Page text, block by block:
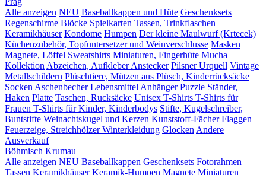
Alle anzeigen NEU Baseballkappen und Hüte Geschenksets
Regenschirme Blöcke Spielkarten Tassen, Trinkflaschen
Keramikhäuser Kondome Humpen Der kleine Maulwurf (Krtecek)
Küchenzubehör, Topfuntersetzer und Weinverschlusse Masken
Magnete, Löffel Sweatshirts Miniaturen, Fingerhüte Mucha
Kollektion Abzeichen, AufkleberAnstecker Pilsner Urquell Vintage
Metallschildern Plüschtiere, Mützen aus Plüsch, Kinderrücksäcke
Socken Aschenbecher Lebensmittel Anhänger Puzzle Ständer,
Haken Platte Taschen, Rucksäcke Unisex T-Shirts T-Shirts für
Frauen T-Shirts für Kinder, Kinderbodys Stifte, Kugelschreiber,
Buntstifte Weinachtskugel und Kerzen Kunststoff-Fächer Flaggen
Feuerzeige, StreichhölzerWinterkleidung Glocken Andere
Ausverkauf
Böhmisch Krumau
Alle anzeigen NEU Baseballkappen Geschenksets Fotorahmen
Tassen Keramikhäuser Keramik-Humpen Magnete Miniaturen